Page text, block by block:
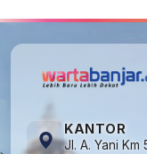
KANTOR
Jl. A. Yani Km